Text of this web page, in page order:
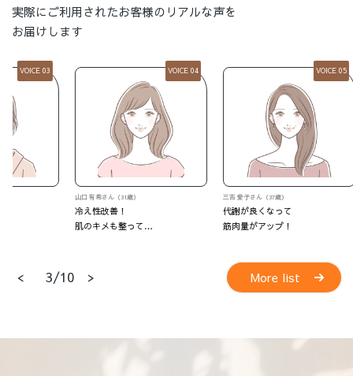
実際にご利用されたお客様のリアルな声を
お届けします
VOICE 04
山口 有希さん（31歳）
肌のキメも整って…
VOICE 05
三吉 愛子さん（37歳）
代謝が良くなって
筋肉量がアップ！
4/10
< > More list